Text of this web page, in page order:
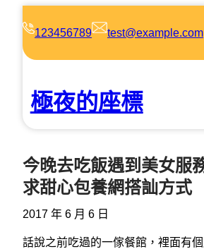
123456789 test@example.com
極夜的座標
今晚去吃飯遇到美女服
求甜心包養網搭訕方式
2017 年 6 月 6 日
話說之前吃過的一傢餐館，裡面有